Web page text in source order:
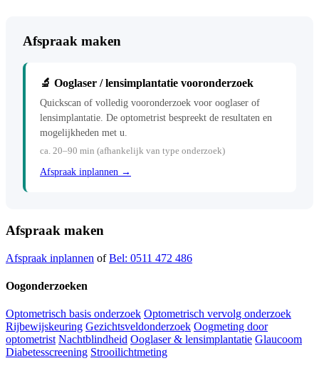
Afspraak maken
🔬 Ooglaser / lensimplantatie vooronderzoek
Quickscan of volledig vooronderzoek voor ooglaser of
lensimplantatie. De optometrist bespreekt de resultaten en
mogelijkheden met u.
ca. 20–90 min (afhankelijk van type onderzoek)
Afspraak inplannen →
Afspraak maken
Afspraak inplannen of Bel: 0511 472 486
Oogonderzoeken
Optometrisch basis onderzoek Optometrisch vervolg onderzoek
Rijbewijskeuring Gezichtsveldonderzoek Oogmeting door
optometrist Nachtblindheid Ooglaser & lensimplantatie Glaucoom
Diabetesscreening Strooilichtmeting